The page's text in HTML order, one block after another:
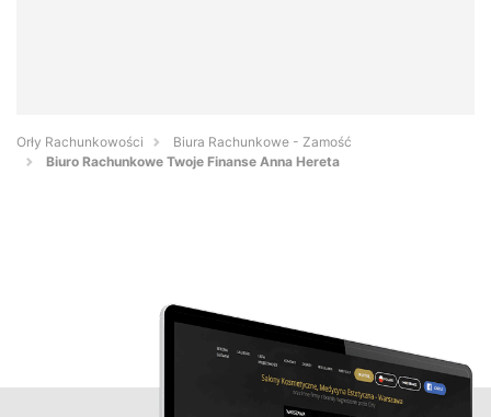
Orły Rachunkowości
Biura Rachunkowe - Zamość
Biuro Rachunkowe Twoje Finanse Anna Hereta